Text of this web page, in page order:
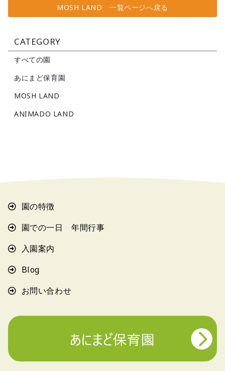
MOSH LAND 一覧ページへ戻る
CATEGORY
すべての園
あにまど保育園
MOSH LAND
ANIMADO LAND
園の特徴
園での一日 年間行事
入園案内
Blog
お問い合わせ